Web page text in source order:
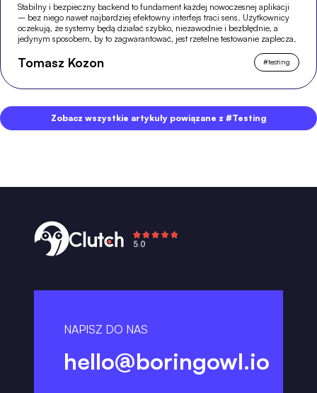
Stabilny i bezpieczny backend to fundament każdej nowoczesnej aplikacji
– bez niego nawet najbardziej efektowny interfejs traci sens. Użytkownicy
oczekują, że systemy będą działać szybko, niezawodnie i bezbłędnie, a
jedynym sposobem, by to zagwarantować, jest rzetelne testowanie zaplecza.
Tomasz Kozon #testing
Zobacz wszystkie artykuły powiązane z #Testing
NAPISZ DO NAS
hello@boringowl.io